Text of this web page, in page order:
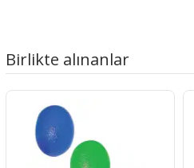
Birlikte alınanlar